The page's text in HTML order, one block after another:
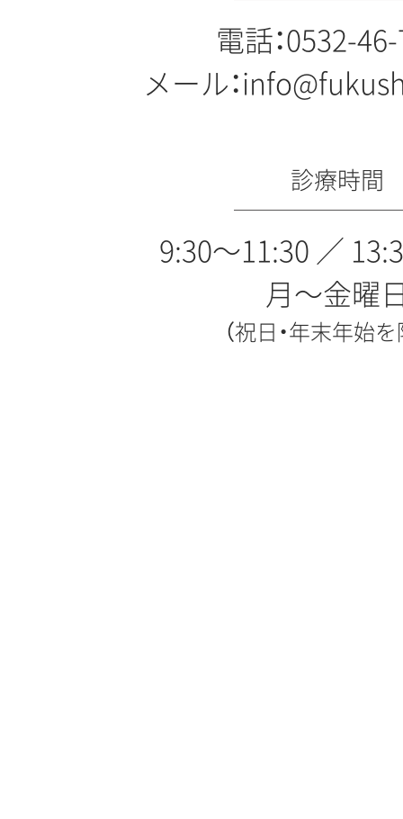
電話：0532-
メール：
診療時間
9:30〜11:30 ／
月〜金曜
（祝日・年末年始を